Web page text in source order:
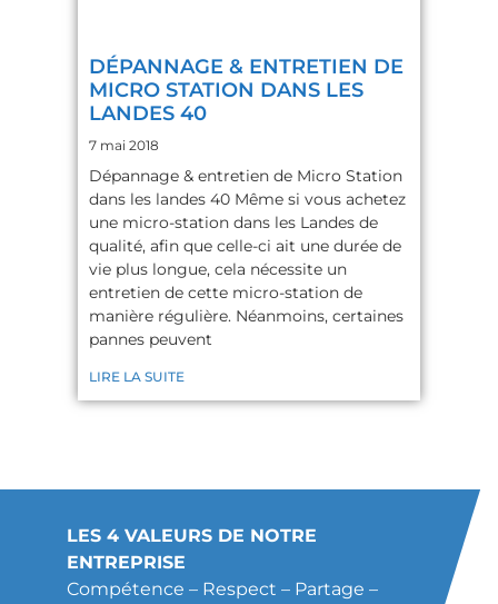
DÉPANNAGE & ENTRETIEN DE
MICRO STATION DANS LES
LANDES 40
7 mai 2018
Dépannage & entretien de Micro Station
dans les landes 40 Même si vous achetez
une micro-station dans les Landes de
qualité, afin que celle-ci ait une durée de
vie plus longue, cela nécessite un
entretien de cette micro-station de
manière régulière. Néanmoins, certaines
pannes peuvent
LIRE LA SUITE
LES 4 VALEURS DE NOTRE
ENTREPRISE
Compétence – Respect – Partage –